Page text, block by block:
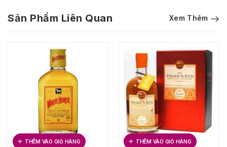
Sản Phẩm Liên Quan Xem Thêm
THÊM VÀO GIỎ HÀNG THÊM VÀO GIỎ HÀNG